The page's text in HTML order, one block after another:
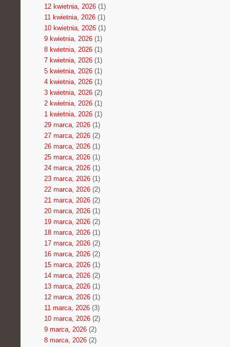
12 kwietnia, 2026(1)
11 kwietnia, 2026(1)
10 kwietnia, 2026(1)
9 kwietnia, 2026(1)
8 kwietnia, 2026(1)
7 kwietnia, 2026(1)
5 kwietnia, 2026(1)
4 kwietnia, 2026(1)
3 kwietnia, 2026(2)
2 kwietnia, 2026(1)
1 kwietnia, 2026(1)
29 marca, 2026(1)
27 marca, 2026(2)
26 marca, 2026(1)
25 marca, 2026(1)
24 marca, 2026(1)
23 marca, 2026(1)
22 marca, 2026(2)
21 marca, 2026(2)
20 marca, 2026(1)
19 marca, 2026(2)
18 marca, 2026(1)
17 marca, 2026(2)
16 marca, 2026(2)
15 marca, 2026(1)
14 marca, 2026(2)
13 marca, 2026(1)
12 marca, 2026(1)
11 marca, 2026(3)
10 marca, 2026(2)
9 marca, 2026(2)
8 marca, 2026(2)